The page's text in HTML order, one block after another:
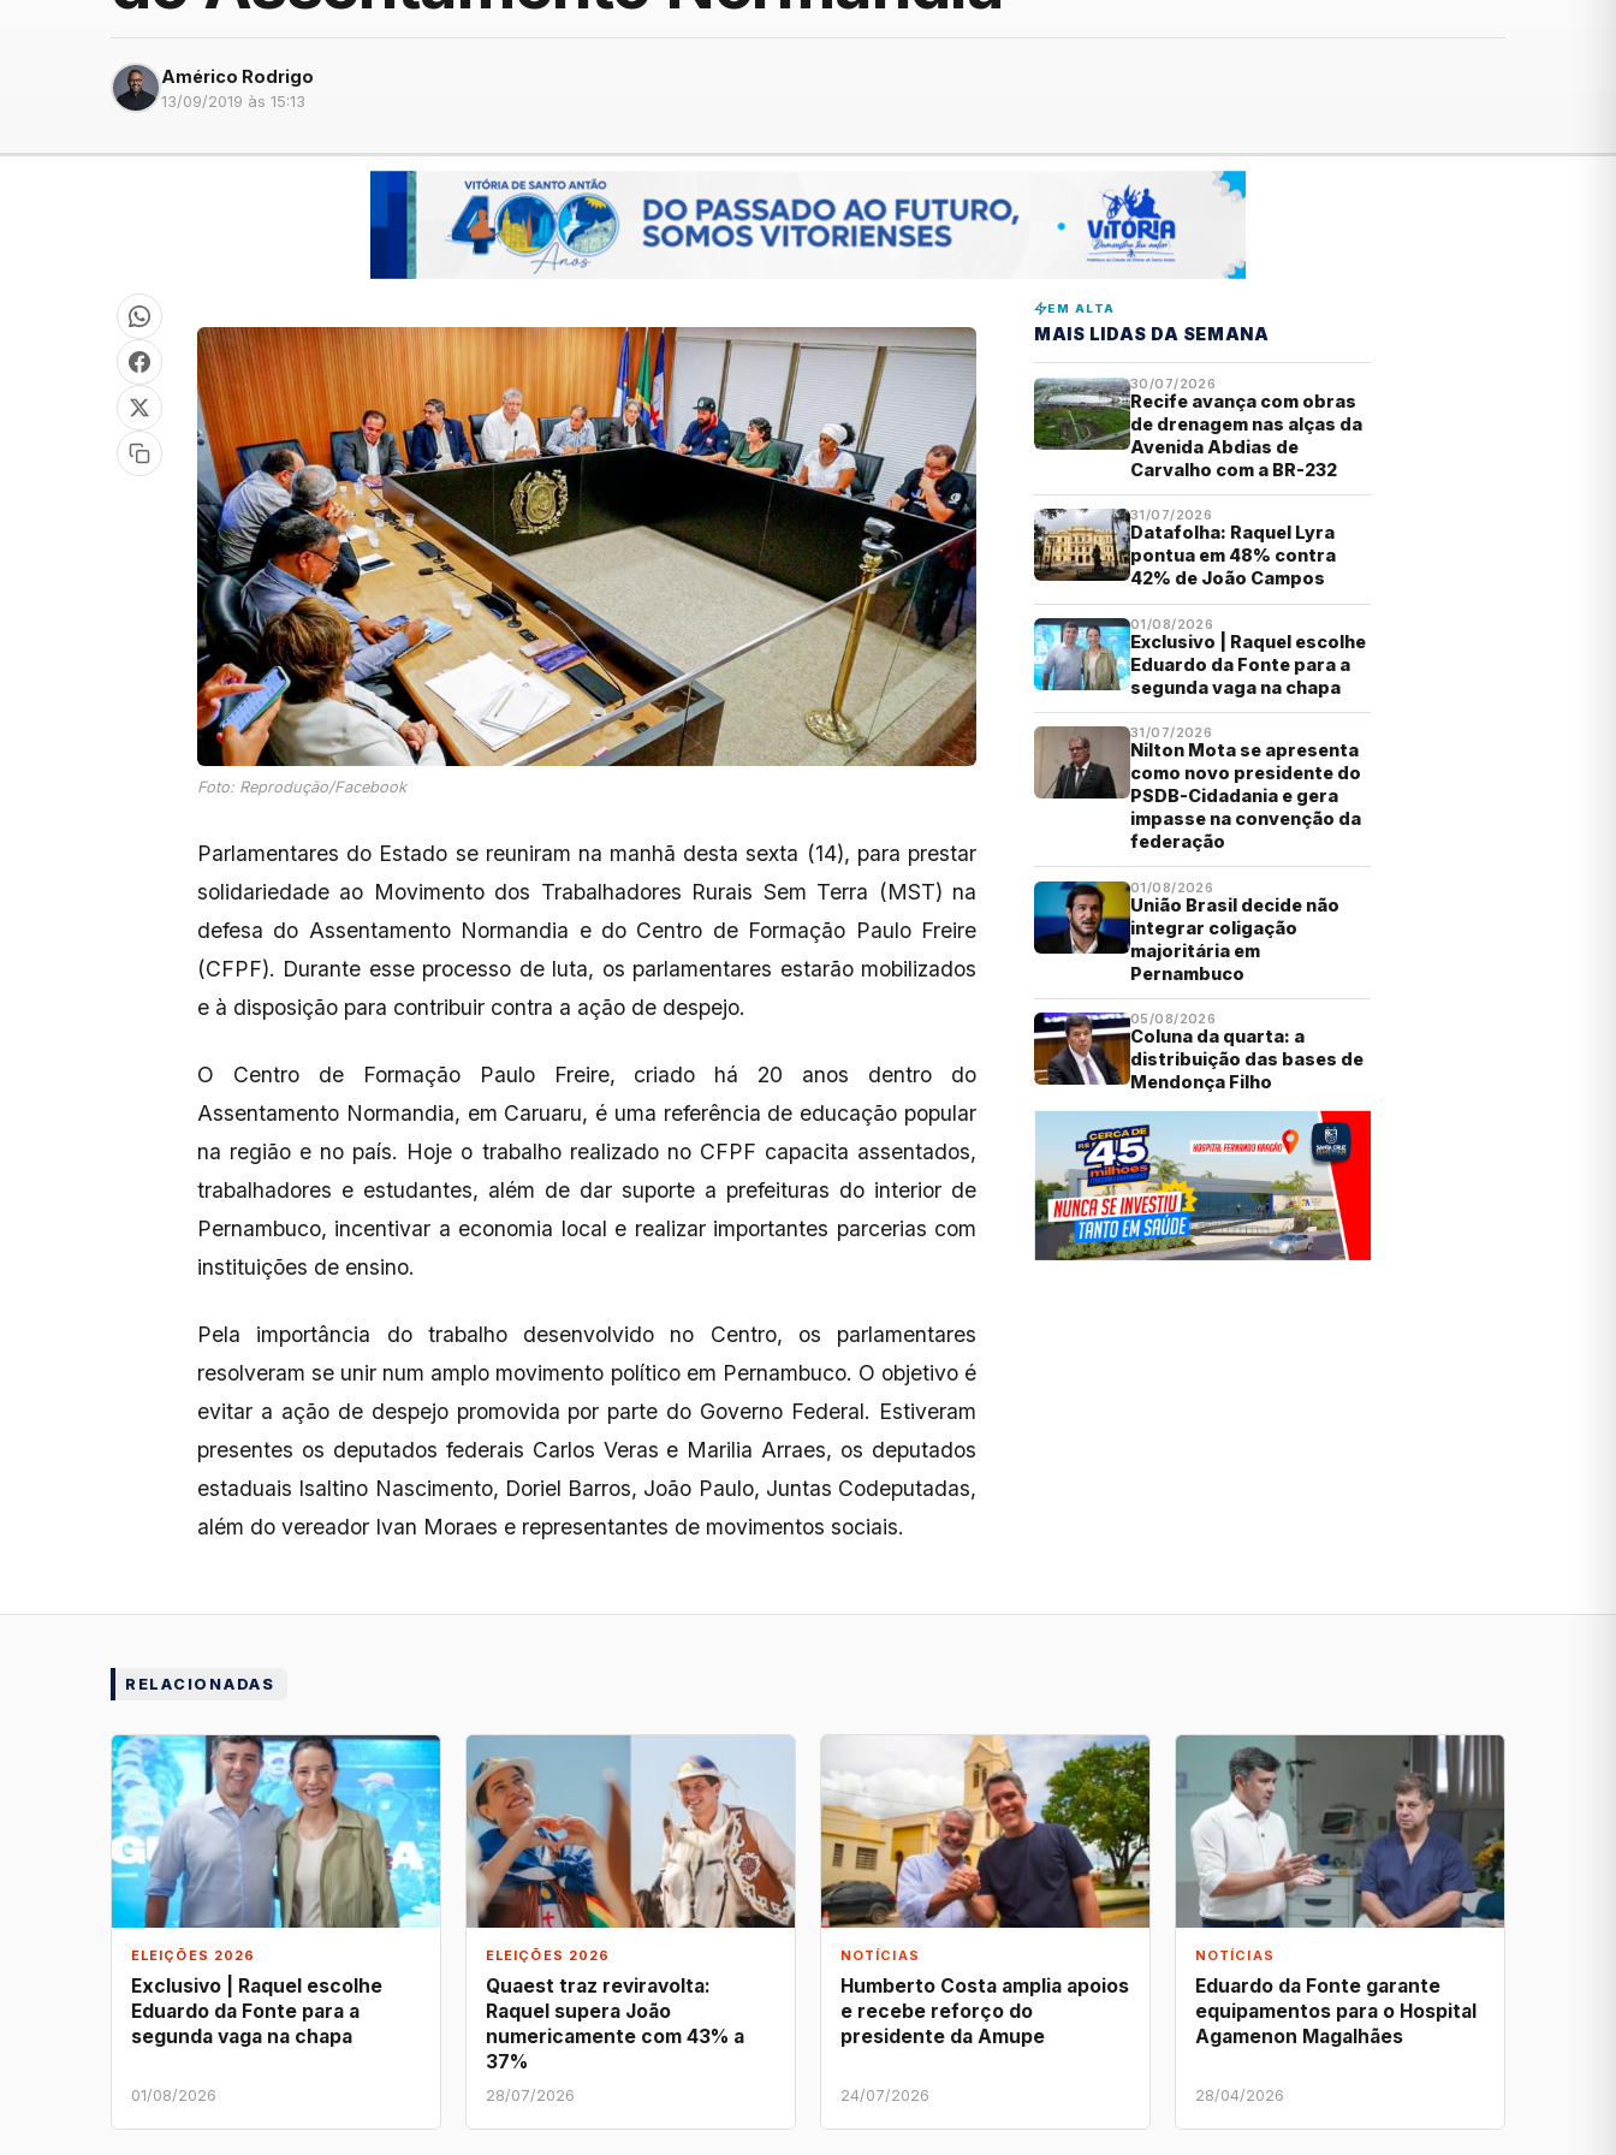
Américo Rodrigo
13/09/2019 às 15:13
Foto: Reprodução/Facebook
Parlamentares do Estado se reuniram na manhã desta sexta (14), para prestar
solidariedade ao Movimento dos Trabalhadores Rurais Sem Terra (MST) na
defesa do Assentamento Normandia e do Centro de Formação Paulo Freire
(CFPF). Durante esse processo de luta, os parlamentares estarão mobilizados
e à disposição para contribuir contra a ação de despejo.
O Centro de Formação Paulo Freire, criado há 20 anos dentro do
Assentamento Normandia, em Caruaru, é uma referência de educação popular
na região e no país. Hoje o trabalho realizado no CFPF capacita assentados,
trabalhadores e estudantes, além de dar suporte a prefeituras do interior de
Pernambuco, incentivar a economia local e realizar importantes parcerias com
instituições de ensino.
Pela importância do trabalho desenvolvido no Centro, os parlamentares
resolveram se unir num amplo movimento político em Pernambuco. O objetivo é
evitar a ação de despejo promovida por parte do Governo Federal. Estiveram
presentes os deputados federais Carlos Veras e Marilia Arraes, os deputados
estaduais Isaltino Nascimento, Doriel Barros, João Paulo, Juntas Codeputadas,
além do vereador Ivan Moraes e representantes de movimentos sociais.
EM ALTA
MAIS LIDAS DA SEMANA
30/07/2026
Recife avança com obras
de drenagem nas alças da
Avenida Abdias de
Carvalho com a BR-232
31/07/2026
Datafolha: Raquel Lyra
pontua em 48% contra
42% de João Campos
01/08/2026
Exclusivo | Raquel escolhe
Eduardo da Fonte para a
segunda vaga na chapa
31/07/2026
Nilton Mota se apresenta
como novo presidente do
PSDB-Cidadania e gera
impasse na convenção da
federação
01/08/2026
União Brasil decide não
integrar coligação
majoritária em
Pernambuco
05/08/2026
Coluna da quarta: a
distribuição das bases de
Mendonça Filho
RELACIONADAS
ELEIÇÕES 2026
Exclusivo | Raquel escolhe
Eduardo da Fonte para a
segunda vaga na chapa
01/08/2026
ELEIÇÕES 2026
Quaest traz reviravolta:
Raquel supera João
numericamente com 43% a
37%
28/07/2026
NOTÍCIAS
Humberto Costa amplia apoios
e recebe reforço do
presidente da Amupe
24/07/2026
NOTÍCIAS
Eduardo da Fonte garante
equipamentos para o Hospital
Agamenon Magalhães
28/04/2026